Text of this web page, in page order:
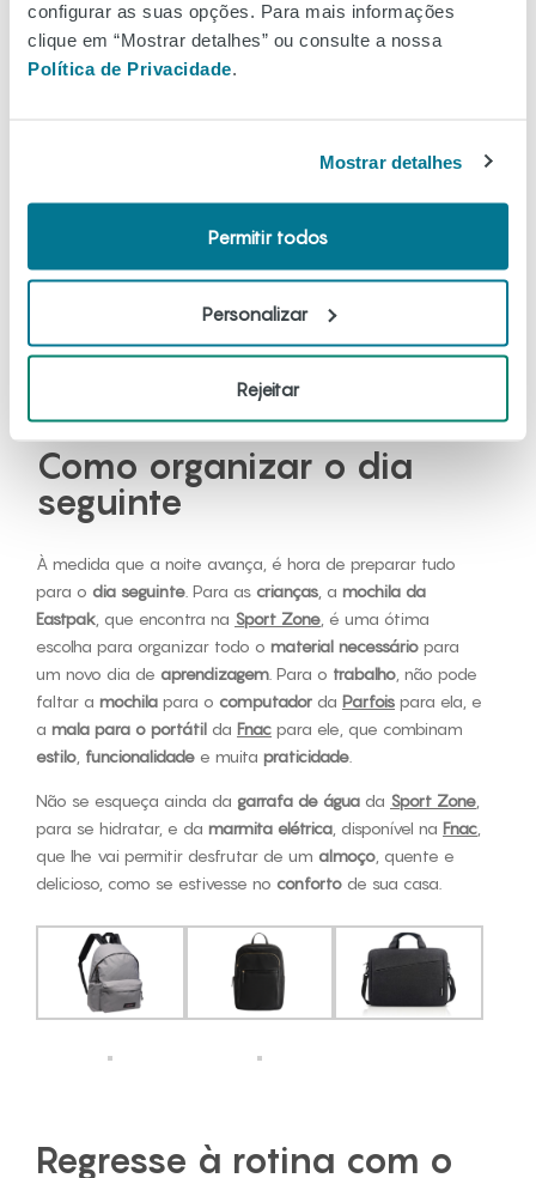
configurar as suas opções. Para mais informações
clique em “Mostrar detalhes” ou consulte a nossa
Política de Privacidade.
Mostrar detalhes
Permitir todos
Personalizar
Rejeitar
Nada melhor do quechegar a casa e sentirtranquilidade
proporcionada por umavela perfumadada Rituals. Prepare
umbanho sereno com uma
Como organizar o dia
seguinte
À medida que a noite avança, é hora de preparar tudo
para o dia seguinte . Para as crianças , a mochila da
Eastpak , que encontra na Sport Zone , é uma ótima
escolha para organizar todo o material necessário para
um novo dia de aprendizagem . Para o trabalho , não pode
faltar a mochila para o computador da Parfois para ela, e
a mala para o portátil da Fnac para ele, que combinam
estilo funcionalidade e muita praticidade
Não se esqueça ainda da garrafa de água da Sport Zone
para se hidratar, e da marmita elétrica , disponível na Fnac
que lhe vai permitir desfrutar de um almoço , quente e
delicioso, como se estivesse no conforto de sua casa.
Regresse à rotina com o